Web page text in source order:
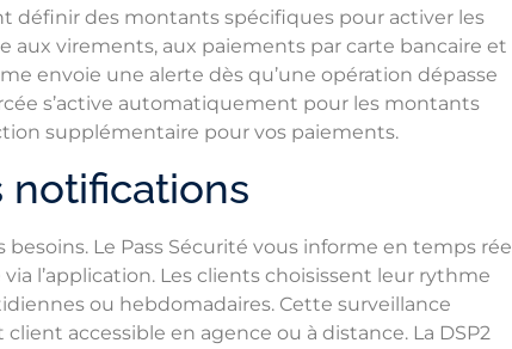
définir des montants spécifiques pour activer les
aux virements, aux paiements par carte bancaire et
envoie une alerte dès qu’une opération dépasse
s’active automatiquement pour les montants
supplémentaire pour vos paiements.
notifications
besoins. Le Pass Sécurité vous informe en temps réel
l’application. Les clients choisissent leur rythme
ou hebdomadaires. Cette surveillance
accessible en agence ou à distance. La DSP2